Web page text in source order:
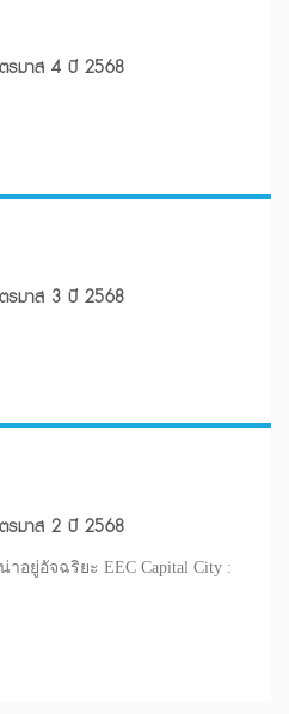
รมาส 4 ปี 2568
รมาส 3 ปี 2568
รมาส 2 ปี 2568
อยู่อัจฉริยะ EEC Capital City :